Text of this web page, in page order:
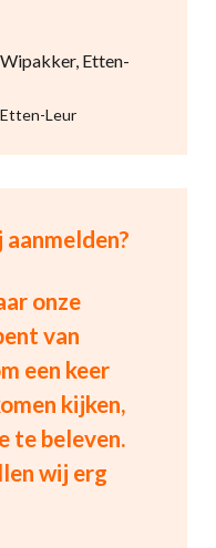
Etten-
Leur
onze
van
een keer
kijken,
te beleven.
wij erg